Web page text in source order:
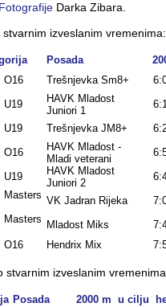
Fotografije Darka Zibara.
izveslanim vremenima:
Posada
O16 Trešnjevka Sm8+
U19
HAVK Mladost
Juniori 1
U19 Trešnjevka JM8+
O16
HAVK Mladost -
Mladi veterani
U19
HAVK Mladost
Juniori 2
Masters VK Jadran Rijeka
Masters
Mladost Miks
O16 Hendrix Mix
stvarnim izveslanim
Posada 2000 m u cilju